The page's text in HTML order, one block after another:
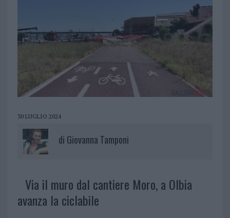
30 LUGLIO 2024
di Giovanna Tamponi
Via il muro dal cantiere Moro, a Olbia
avanza la ciclabile